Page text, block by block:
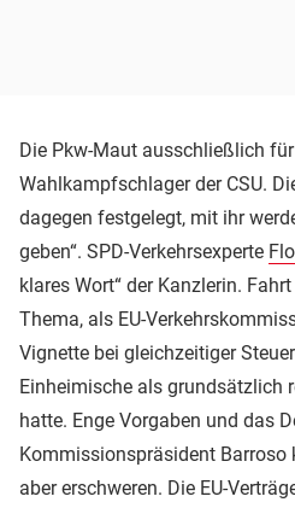
Die Pkw-Maut ausschließlich
Wahlkampfschlager der CSU.
dagegen festgelegt, mit ihr
geben“. SPD-Verkehrsexperte
klares Wort“ der Kanzlerin.
Thema, als EU-
Vignette bei gleichzeitiger
Einheimische als grundsätzlich
hatte. Enge Vorgaben und das
Kommissionspräsident Barroso
aber erschweren. Die EU-